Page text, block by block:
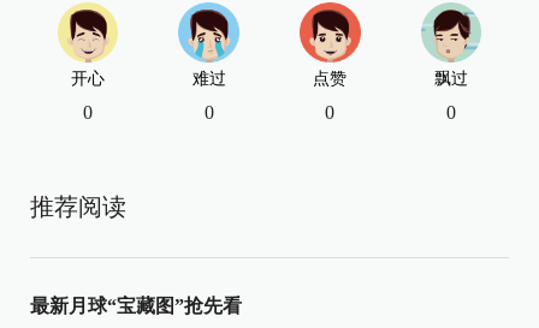
开心
0
难过
0
点赞
0
飘过
0
推荐阅读
最新月球“宝藏图”抢先看